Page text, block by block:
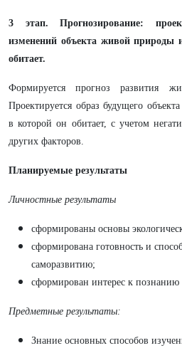
3 этап. Прогнозирование:
изменений объекта живой природы
обитает.
Формируется прогноз развития
Проектируется образ будущего
в которой он обитает, с учетом
других факторов.
Планируемые результаты
Личностные результаты
сформированы основы
сформирована готовность и
саморазвитию;
сформирован интерес к
Предметные результаты:
Знание основных способов